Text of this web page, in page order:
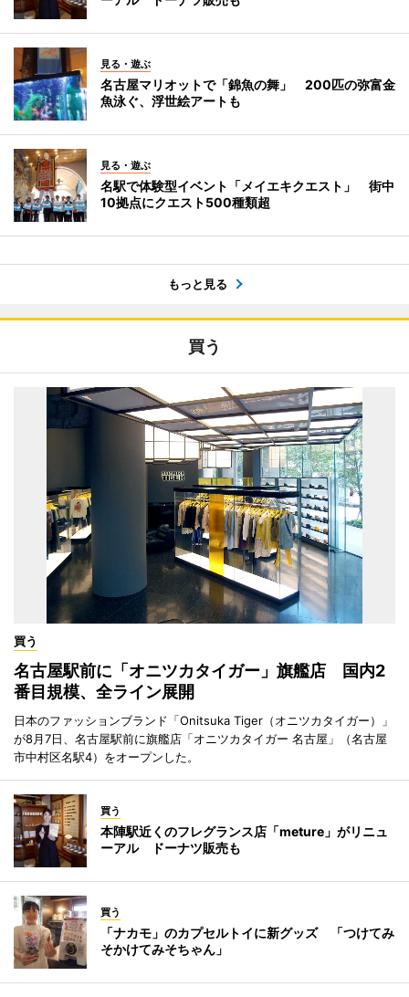
見る・遊ぶ
名古屋マリオットで「錦魚の舞」 200匹の弥富金
魚泳ぐ、浮世絵アートも
見る・遊ぶ
名駅で体験型イベント「メイエキクエスト」 街中
10拠点にクエスト500種類超
もっと見る
買う
買う
名古屋駅前に「オニツカタイガー」旗艦店 国内2
番目規模、全ライン展開
日本のファッションブランド「Onitsuka Tiger（オニツカタイガー）」
が8月7日、名古屋駅前に旗艦店「オニツカタイガー 名古屋」（名古屋
市中村区名駅4）をオープンした。
買う
本陣駅近くのフレグランス店「meture」がリニュ
ーアル ドーナツ販売も
買う
「ナカモ」のカプセルトイに新グッズ 「つけてみ
そかけてみそちゃん」